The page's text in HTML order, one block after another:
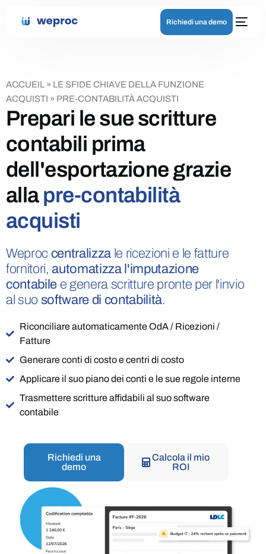
Richiedi una demo
ACCUEIL » LE SFIDE CHIAVE DELLA FUNZIONE
ACQUISTI » PRE-CONTABILITÀ ACQUISTI
Prepari le sue scritture
contabili prima
dell'esportazione grazie
alla pre-contabilità
acquisti
Weproc centralizza le ricezioni e le fatture
fornitori,automatizza l'imputazione
contabile e genera scritture pronte per l'invio
al suo software di contabilità.
Riconciliare automaticamente OdA / Ricezioni /
Fatture
Generare conti di costo e centri di costo
Applicare il suo piano dei conti e le sue regole interne
Trasmettere scritture affidabili al suo software
contabile
Richiedi una
demo
Calcola il mio
ROI